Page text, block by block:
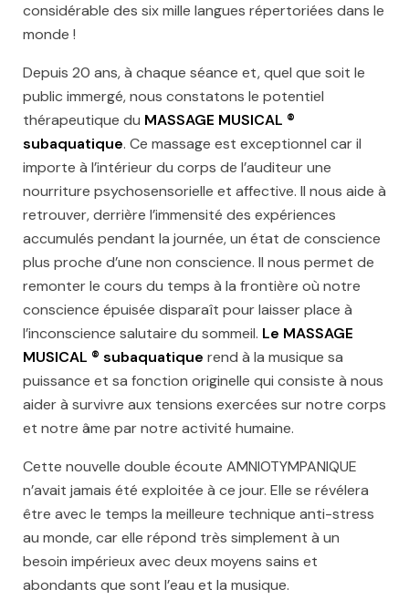
considérable des six mille langues répertoriées dans le
monde !
Depuis 20 ans, à chaque séance et, quel que soit le
public immergé, nous constatons le potentiel
thérapeutique du MASSAGE MUSICAL ®
subaquatique. Ce massage est exceptionnel car il
importe à l’intérieur du corps de l’auditeur une
nourriture psychosensorielle et affective. Il nous aide à
retrouver, derrière l’immensité des expériences
accumulés pendant la journée, un état de conscience
plus proche d’une non conscience. Il nous permet de
remonter le cours du temps à la frontière où notre
conscience épuisée disparaît pour laisser place à
l’inconscience salutaire du sommeil. Le MASSAGE
MUSICAL ® subaquatique rend à la musique sa
puissance et sa fonction originelle qui consiste à nous
aider à survivre aux tensions exercées sur notre corps
et notre âme par notre activité humaine.
Cette nouvelle double écoute AMNIOTYMPANIQUE
n’avait jamais été exploitée à ce jour. Elle se révélera
être avec le temps la meilleure technique anti-stress
au monde, car elle répond très simplement à un
besoin impérieux avec deux moyens sains et
abondants que sont l’eau et la musique.